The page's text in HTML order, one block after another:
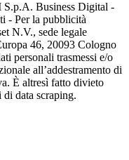
S.p.A. Business Digital -
- Per la pubblicità
N.V., sede legale
46, 20093 Cologno
personali trasmessi e/o
all’addestramento di
È altresì fatto divieto
di data scraping.